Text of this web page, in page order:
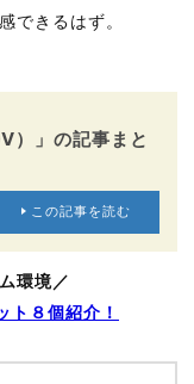
できるはず。
）」の記事まと
この記事を読む
環境／
ト８個紹介！